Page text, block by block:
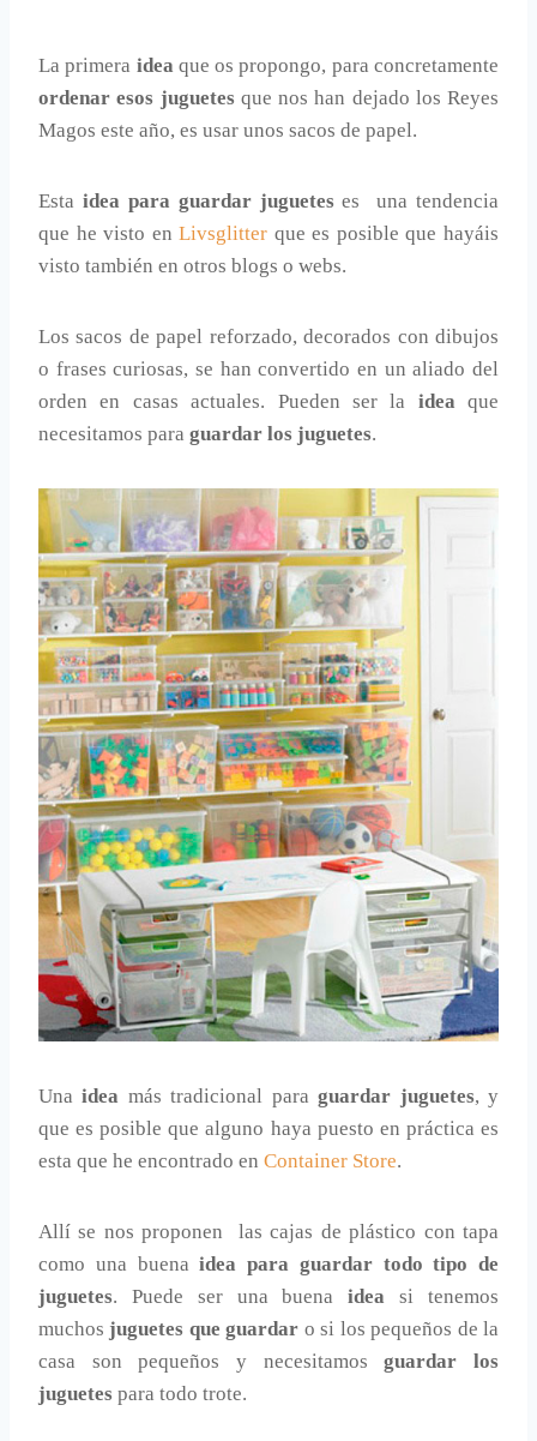
La primera idea que os propongo, para concretamente
ordenar esos juguetesque nos han dejado los Reyes
Magos este año, es usar unos sacos de papel.
Esta idea para guardar jugueteses una tendencia
que he visto enLivsglitter que es posible que hayáis
visto también en otros blogs o webs.
Los sacos de papel reforzado, decorados con dibujos
o frases curiosas, se han convertido en un aliado del
orden en casas actuales. Pueden ser la idea que
necesitamos para guardar los juguetes.
Unaidea más tradicional paraguardar juguetes, y
que es posible que alguno haya puesto en práctica es
esta que he encontrado en Container Store.
Allí se nos proponen las cajas de plástico con tapa
como una buenaidea para guardar todo tipo de
juguetes. Puede ser una buenaidea si tenemos
muchos juguetes que guardar o si los pequeños de la
casa son pequeños y necesitamosguardar los
juguetes para todo trote.